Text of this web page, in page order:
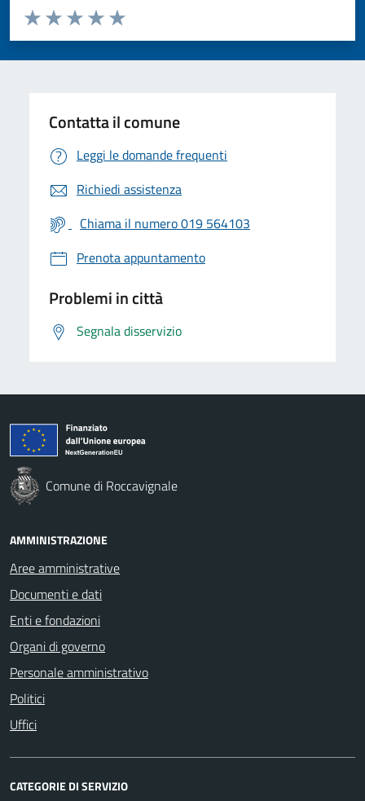
Valuta da 1 a 5 stelle la pagina
Valuta 5 stelle su 5
Valuta 4 stelle su 5
Valuta 3 stelle su 5
Valuta 2 stelle su 5
Valuta 1 stelle su 5
Contatta il comune
Leggi le domande frequenti
Richiedi assistenza
Chiama il numero 019 564103
Prenota appuntamento
Problemi in città
Segnala disservizio
Comune di Roccavignale
AMMINISTRAZIONE
Aree amministrative
Documenti e dati
Enti e fondazioni
Organi di governo
Personale amministrativo
Politici
Uffici
CATEGORIE DI SERVIZIO